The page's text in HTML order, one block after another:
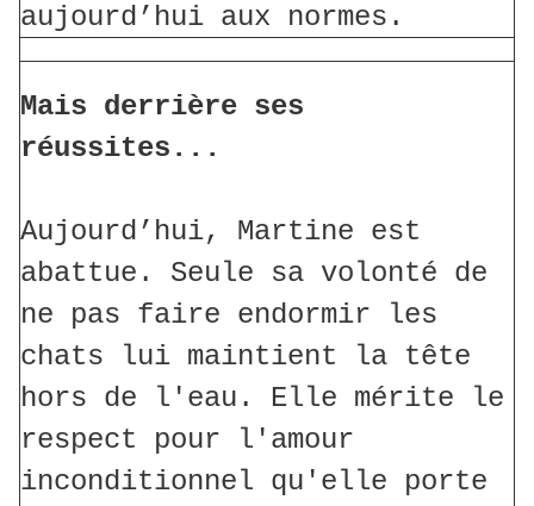
aujourd’hui aux normes.
Mais derrière ses
réussites...
Aujourd’hui, Martine est
abattue. Seule sa volonté de
ne pas faire endormir les
chats lui maintient la tête
hors de l'eau. Elle mérite le
respect pour l'amour
inconditionnel qu'elle porte